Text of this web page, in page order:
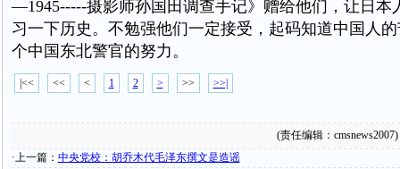
—1945-----摄影师孙国田调查手记》赠给他们，让日本
习一下历史。不勉强他们一定接受，起码知道中国人
个中国东北警官的努力。
|<< << < 1 2 > >> >>|
(责任编辑：cmsnews2007)
·上一篇： 中央党校：胡乔木代毛泽东撰文是造谣